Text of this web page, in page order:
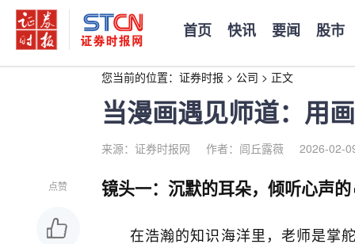
首页 快讯 要闻 股市
您当前的位置： 证券时报 > 公司 > 正文
当漫画遇见师道：用
来源：证券时报网 作者：闾丘露薇 2026-02-
点赞 镜头一：沉默的耳朵，倾听心声
在浩瀚的知识海洋里，老师是掌